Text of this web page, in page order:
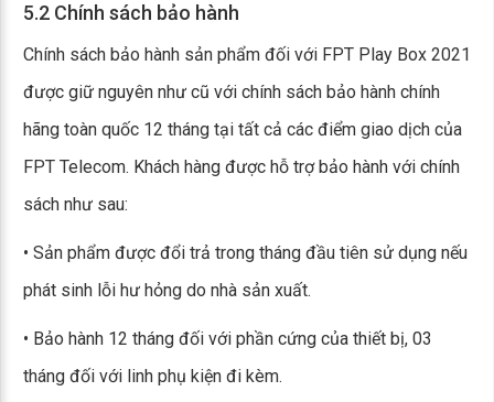
5.2 Chính sách bảo hành
Chính sách bảo hành sản phẩm đối với FPT Play Box 2021
được giữ nguyên như cũ với chính sách bảo hành chính
hãng toàn quốc 12 tháng tại tất cả các điểm giao dịch của
FPT Telecom. Khách hàng được hỗ trợ bảo hành với chính
sách như sau:
• Sản phẩm được đổi trả trong tháng đầu tiên sử dụng nếu
phát sinh lỗi hư hỏng do nhà sản xuất.
• Bảo hành 12 tháng đối với phần cứng của thiết bị, 03
tháng đối với linh phụ kiện đi kèm.